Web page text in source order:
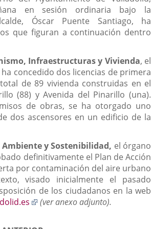
en sesión ordinaria bajo la
Óscar Puente Santiago, ha
que figuran a continuación dentro
Infraestructuras y Vivienda, el
concedido dos licencias de primera
de 89 vivienda construidas en el
(88) y Avenida del Pinarillo (una).
de obras, se ha otorgado uno
dos ascensores en un edificio de la
Ambiente y Sostenibilidad, el órgano
definitivamente el Plan de Acción
por contaminación del aire urbano
visado inicialmente el pasado
de los ciudadanos en la web
Enlace
(ver anexo adjunto).